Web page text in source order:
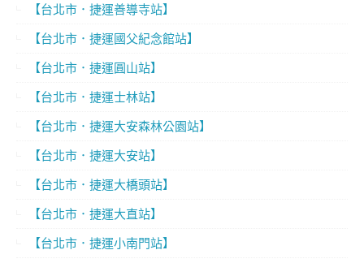
【台北市．捷運善導寺站】
【台北市．捷運國父紀念館站】
【台北市．捷運圓山站】
【台北市．捷運士林站】
【台北市．捷運大安森林公園站】
【台北市．捷運大安站】
【台北市．捷運大橋頭站】
【台北市．捷運大直站】
【台北市．捷運小南門站】